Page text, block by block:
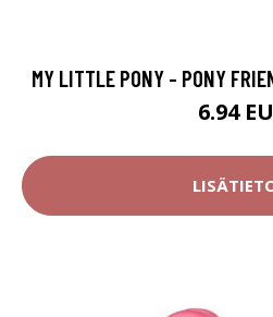
MY LITTLE PONY - PONY
6.94